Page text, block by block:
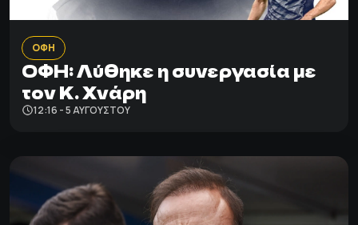
ΟΦΗ
ΟΦΗ: Λύθηκε η συνεργασία με
τον Κ. Χνάρη
12:16 - 5 ΑΥΓΟΎΣΤΟΥ